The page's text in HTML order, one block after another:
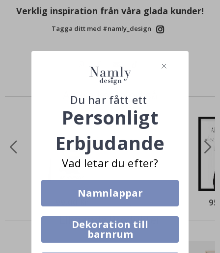
Verklig inspiration från våra glada kunder!
Tagga ditt med #namly_design
Andra köpte också
Liknande Produkter
Du har fått ett
Personligt
Erbjudande
Vad letar du efter?
Namnlappar
Dekoration till
barnrum